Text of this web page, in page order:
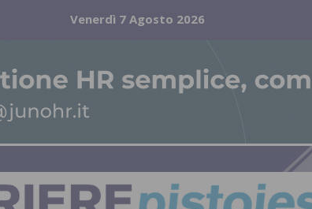
Venerdì 7 Agosto 2026